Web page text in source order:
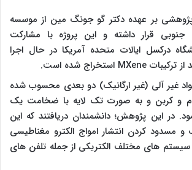
بر عهده دکتر گو جونگ مین از موسسه
جنوبی قرار داشته و این پروژه با مشارکت
درکسل ایالات متحده آمریکا در حال اجرا
ترکیبات MXene استخراج شده است.
غیر آلی (غیر ارگانیک) دو بعدی محسوب شده
و کربن و به صورت تک لایه با ضخامت یک
در این پژوهش؛ دانشمندان دریافتند که این
مسدود کردن انتشار امواج الکترو مغناطیسی
های مختلف الکتریکی از جمله تلفن های